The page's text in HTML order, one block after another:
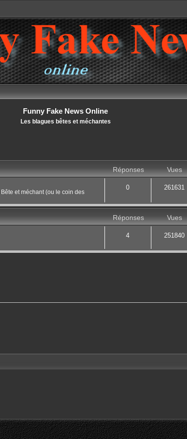
Funny Fake News Online
Les blagues bêtes et méchantes
Réponses Vues
Bête et méchant (ou le coin des
0 261631
Réponses Vues
4 251840